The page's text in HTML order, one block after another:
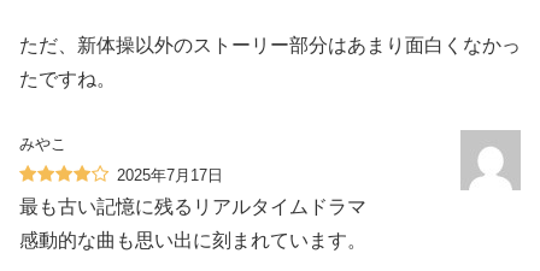
ただ、新体操以外のストーリー部分はあまり面白くなかっ
たですね。
みやこ
2025年7月17日
最も古い記憶に残るリアルタイムドラマ
感動的な曲も思い出に刻まれています。